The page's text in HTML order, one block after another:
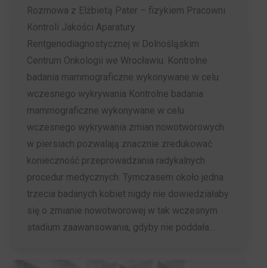
Rozmowa z Elżbietą Pater – fizykiem Pracowni
Kontroli Jakości Aparatury
Rentgenodiagnostycznej w Dolnośląskim
Centrum Onkologii we Wrocławiu. Kontrolne
badania mammograficzne wykonywane w celu
wczesnego wykrywania Kontrolne badania
mammograficzne wykonywane w celu
wczesnego wykrywania zmian nowotworowych
w piersiach pozwalają znacznie zredukować
konieczność przeprowadzania radykalnych
procedur medycznych. Tymczasem około jedna
trzecia badanych kobiet nigdy nie dowiedziałaby
się o zmianie nowotworowej w tak wczesnym
stadium zaawansowania, gdyby nie poddała…